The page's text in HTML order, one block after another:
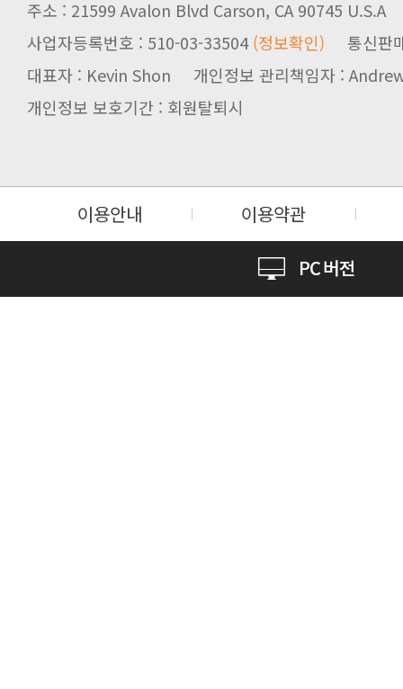
주소 : 21599 Avalon Blvd Carson, CA 90745 U.S.A
사업자등록번호 : 510-03-33504(정보확인) 통신판
대표자 : Kevin Shon 개인정보 관리책임자 :
개인정보 보호기간 : 회원탈퇴시
이용안내 이용약관